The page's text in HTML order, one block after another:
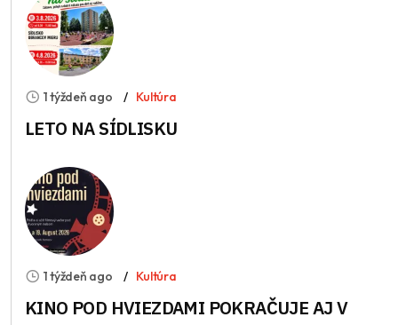
1 týždeň ago Kultúra
LETO NA SÍDLISKU
1 týždeň ago Kultúra
KINO POD HVIEZDAMI POKRAČUJE AJ V